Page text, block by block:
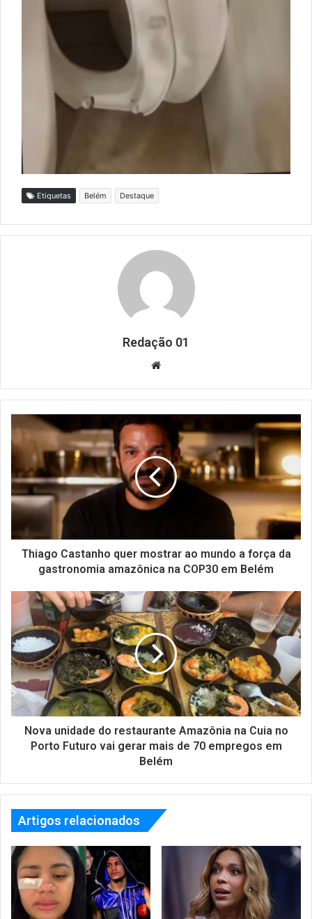
Etiquetas Belém Destaque
Redação 01
Website
Thiago Castanho quer mostrar ao mundo a força da
gastronomia amazônica na COP30 em Belém
Nova unidade do restaurante Amazônia na Cuia no
Porto Futuro vai gerar mais de 70 empregos em
Belém
Artigos relacionados